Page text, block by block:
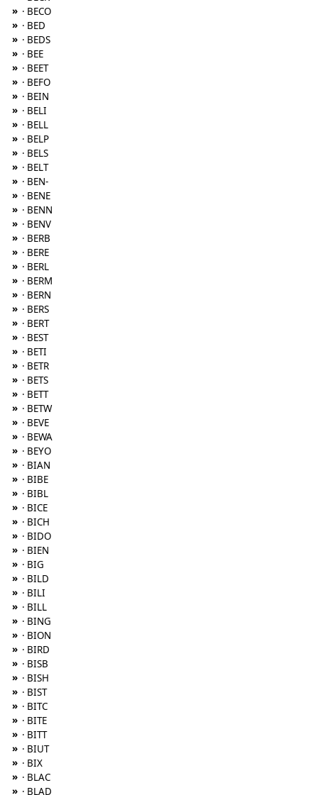
» · BECO
» · BED
» · BEDS
» · BEE
» · BEET
» · BEFO
» · BEIN
» · BELI
» · BELL
» · BELP
» · BELS
» · BELT
» · BEN-
» · BENE
» · BENN
» · BENV
» · BERB
» · BERE
» · BERL
» · BERM
» · BERN
» · BERS
» · BERT
» · BEST
» · BETI
» · BETR
» · BETS
» · BETT
» · BETW
» · BEVE
» · BEWA
» · BEYO
» · BIAN
» · BIBE
» · BIBL
» · BICE
» · BICH
» · BIDO
» · BIEN
» · BIG
» · BILD
» · BILI
» · BILL
» · BING
» · BION
» · BIRD
» · BISB
» · BISH
» · BIST
» · BITC
» · BITE
» · BITT
» · BIUT
» · BIX
» · BLAC
» · BLAD